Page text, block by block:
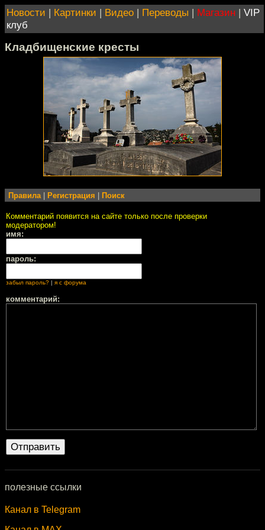
Новости | Картинки | Видео | Переводы | Магазин | VIP
клуб
Кладбищенские кресты
Правила Регистрация Поиск
Комментарий появится на сайте только после проверки
модератором!
имя:
пароль:
забыл пароль? | я с форума
комментарий:
полезные ссылки
Канал в Telegram